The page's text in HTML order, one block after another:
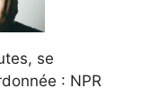
se
: NPR